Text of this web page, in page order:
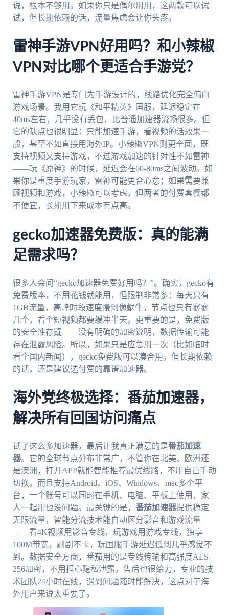
说，根本不够用。如果你只是偶尔用用，这两款可以试
试，但长期依赖的话，流量焦虑会让你头疼。
雷神手游VPN好用吗？和小辣椒
VPN对比哪个更适合手游党？
雷神手游VPN是专门为手游设计的，线路优化完全偏向
游戏场景。我用它玩《和平精英》国服，延迟稳定在
40ms左右，几乎没有丢包，比普通加速器流畅很多。但
它的缺点也很明显：只能加速手游，看视频的话效果一
般，甚至不如直接用海外IP。小辣椒VPN则更全面，既
支持视频又支持游戏，不过游戏加速的针对性不如雷神
——玩《原神》的时候，延迟会在60-80ms之间波动。如
果你是重度手游玩家，雷神可能更合心意；如果需要兼
顾视频和游戏，小辣椒可以考虑，但两者的付费套餐都
不便宜，长期用下来成本有点高。
gecko加速器免费版：真的能满
足需求吗？
很多人会问“gecko加速器免费好用吗？”。确实，gecko有
免费版本，不用花钱就能用，但限制非常多：每天只有
1GB流量，高峰时段速度慢到像蜗牛，节点也只有寥寥
几个，看个短视频都要缓冲半天。更重要的是，免费版
的安全性存疑——没有明确的加密说明，数据传输可能
存在泄露风险。所以，如果只是应急用一次（比如临时
看个国内新闻），gecko免费版可以凑合用，但长期依赖
的话，还是建议选付费的靠谱加速器。
海外党终极选择：番茄加速器，
解决所有回国访问痛点
试了这么多加速器，最后让我真正满意的是番茄加速
器。它的全球节点分布非常广，不管你在北美、欧洲还
是澳洲，打开APP就能智能推荐最优线路，不用自己手动
切换。而且支持Android、iOS、Windows、mac多个平
台，一个账号可以同时在手机、电脑、平板上使用，家
人一起用也没问题。最关键的是， 番茄加速器提供稳定
无限流量，智能分流技术能自动区分影音和游戏流量
——看4K视频用影音专线，玩游戏用游戏专线，独享
100M带宽，刷剧不卡，玩国服手游延迟低到几乎感觉不
到。数据安全方面，番茄用的是专线传输和高强度AES-
256加密，不用担心隐私泄露。售后也很给力，专业的技
术团队24小时在线，遇到问题随时能解决，这点对于海
外用户来说太重要了。